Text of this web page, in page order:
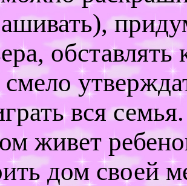
вся
живет
дом своей